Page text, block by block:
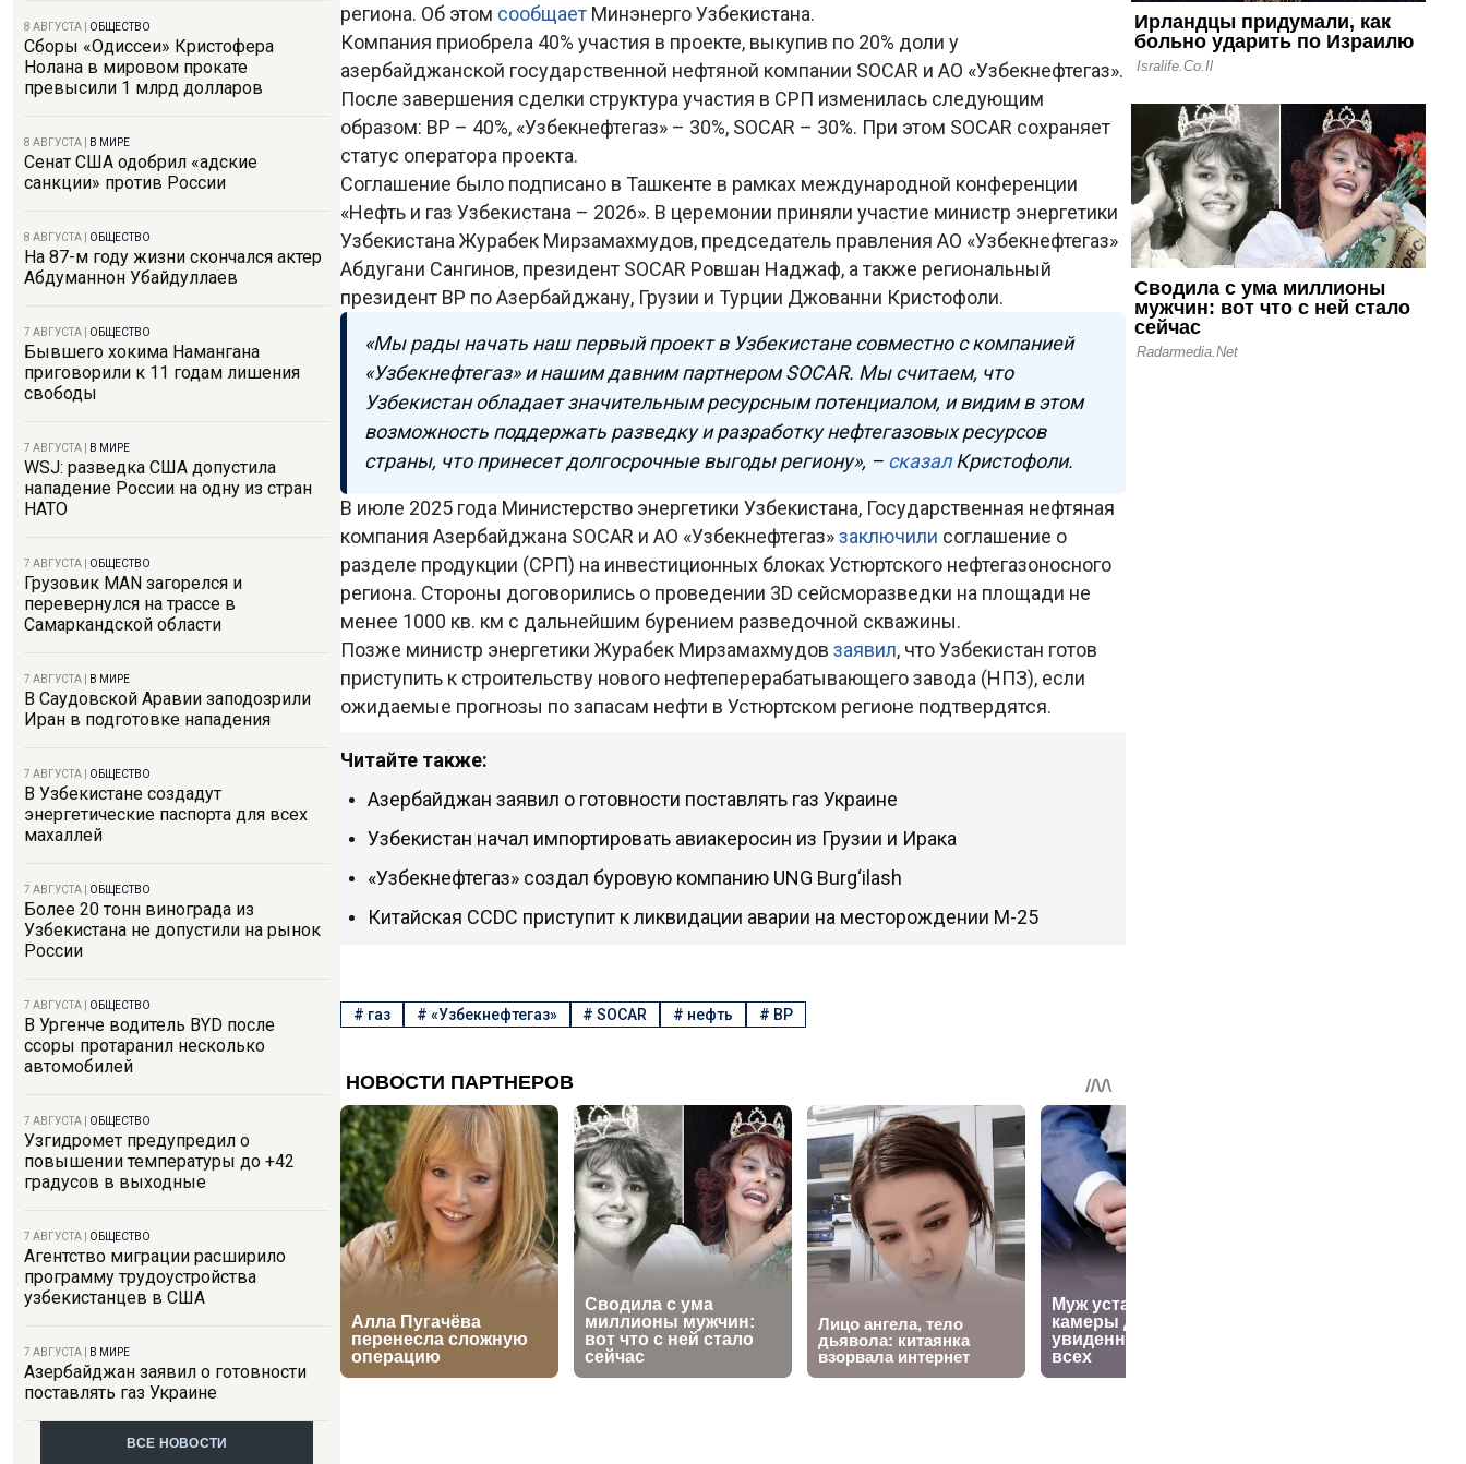
8 АВГУСТА ОБЩЕСТВО
Сборы «Одиссеи» Кристофера
Нолана в мировом прокате
превысили 1 млрд долларов
8 АВГУСТА В МИРЕ
Сенат США одобрил «адские
санкции» против России
8 АВГУСТА ОБЩЕСТВО
На 87-м году жизни скончался актер
Абдуманнон Убайдуллаев
7 АВГУСТА ОБЩЕСТВО
Бывшего хокима Намангана
приговорили к 11 годам лишения
свободы
7 АВГУСТА В МИРЕ
WSJ: разведка США допустила
нападение России на одну из стран
НАТО
7 АВГУСТА ОБЩЕСТВО
Грузовик MAN загорелся и
перевернулся на трассе в
Самаркандской области
7 АВГУСТА В МИРЕ
В Саудовской Аравии заподозрили
Иран в подготовке нападения
7 АВГУСТА ОБЩЕСТВО
В Узбекистане создадут
энергетические паспорта для всех
махаллей
7 АВГУСТА ОБЩЕСТВО
Более 20 тонн винограда из
Узбекистана не допустили на рынок
России
7 АВГУСТА ОБЩЕСТВО
В Ургенче водитель BYD после
ссоры протаранил несколько
автомобилей
7 АВГУСТА ОБЩЕСТВО
Узгидромет предупредил о
повышении температуры до +42
градусов в выходные
7 АВГУСТА ОБЩЕСТВО
Агентство миграции расширило
программу трудоустройства
узбекистанцев в США
7 АВГУСТА В МИРЕ
Азербайджан заявил о готовности
поставлять газ Украине
ВСЕ НОВОСТИ
региона. Об этом сообщает Минэнерго Узбекистана.
Компания приобрела 40% участия в проекте, выкупив по 20% доли у
азербайджанской государственной нефтяной компании SOCAR и АО «Узбекнефтегаз».
После завершения сделки структура участия в СРП изменилась следующим
образом: BP – 40%, «Узбекнефтегаз» – 30%, SOCAR – 30%. При этом SOCAR сохраняет
статус оператора проекта.
Соглашение было подписано в Ташкенте в рамках международной конференции
«Нефть и газ Узбекистана – 2026». В церемонии приняли участие министр энергетики
Узбекистана Журабек Мирзамахмудов, председатель правления АО «Узбекнефтегаз»
Абдугани Сангинов, президент SOCAR Ровшан Наджаф, а также региональный
президент BP по Азербайджану, Грузии и Турции Джованни Кристофоли.
«Мы рады начать наш первый проект в Узбекистане совместно с компанией
«Узбекнефтегаз» и нашим давним партнером SOCAR. Мы считаем, что
Узбекистан обладает значительным ресурсным потенциалом, и видим в этом
возможность поддержать разведку и разработку нефтегазовых ресурсов
страны, что принесет долгосрочные выгоды региону», – сказалКристофоли.
В июле 2025 года Министерство энергетики Узбекистана, Государственная нефтяная
компания Азербайджана SOCAR и АО «Узбекнефтегаз»заключили соглашение о
разделе продукции (СРП) на инвестиционных блоках Устюртского нефтегазоносного
региона. Стороны договорились о проведении 3D сейсморазведки на площади не
менее 1000 кв. км с дальнейшим бурением разведочной скважины.
Позже министр энергетики Журабек Мирзамахмудов заявил, что Узбекистан готов
приступить к строительству нового нефтеперерабатывающего завода (НПЗ), если
ожидаемые прогнозы по запасам нефти в Устюртском регионе подтвердятся.
Читайте также:
Азербайджан заявил о готовности поставлять газ Украине
Узбекистан начал импортировать авиакеросин из Грузии и Ирака
«Узбекнефтегаз» создал буровую компанию UNG Burg‘ilash
Китайская CCDC приступит к ликвидации аварии на месторождении М-25
# газ # «Узбекнефтегаз» #SOCAR # нефть # BP